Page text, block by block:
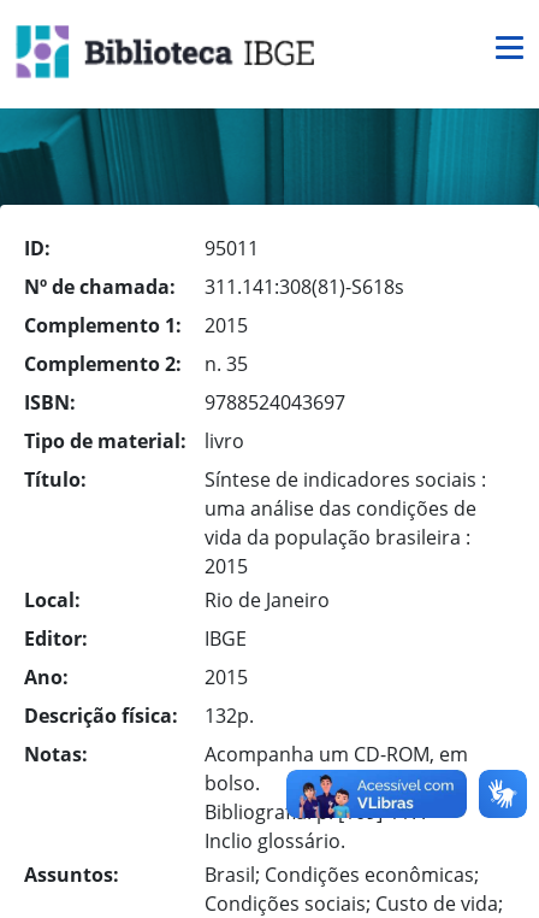
ID:
95011
Nº de chamada:
311.141:308(81)-S618s
Complemento 1:
2015
Complemento 2:
n. 35
ISBN:
9788524043697
Tipo de material:
livro
Título:
Síntese de indicadores sociais :
uma análise das condições de
vida da população brasileira :
2015
Local:
Rio de Janeiro
Editor:
IBGE
Ano:
2015
Descrição física:
132p.
Notas:
Acompanha um CD-ROM, em
bolso.
Bibliografia: p. [109]-117.
Inclio glossário.
Assuntos:
Brasil; Condições econômicas;
Condições sociais; Custo de vida;